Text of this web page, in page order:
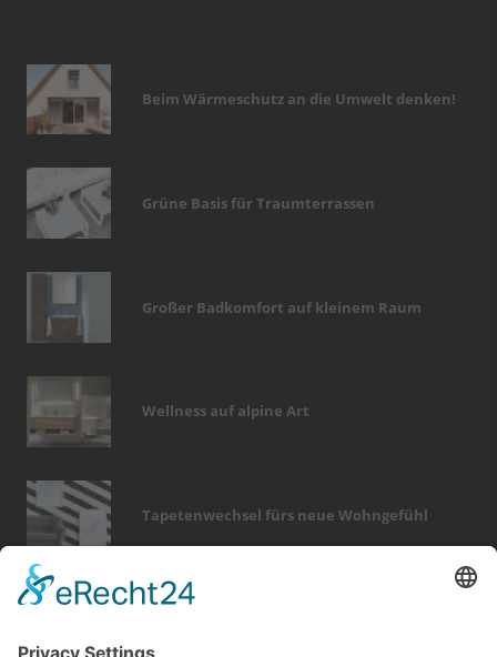
Beim Wärmeschutz an die Umwelt denken!
Grüne Basis für Traumterrassen
Großer Badkomfort auf kleinem Raum
Wellness auf alpine Art
Tapetenwechsel fürs neue Wohngefühl